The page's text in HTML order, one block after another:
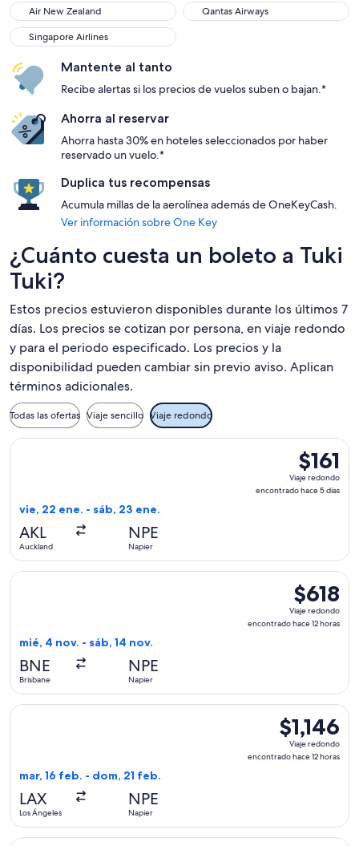
Air New Zealand
Air New Zealand Qantas Airways
Qantas Airways
Singapore Airlines
Singapore Airlines
Mantente al tanto
Recibe alertas si los precios de vuelos suben o bajan.*
Ahorra al reservar
Ahorra hasta 30% en hoteles seleccionados por haber
reservado un vuelo.*
Duplica tus recompensas
Acumula millas de la aerolínea además de OneKeyCash.
Ver información sobre One Key
¿Cuánto cuesta un boleto a Tuki
Tuki?
Estos precios estuvieron disponibles durante los últimos 7
días. Los precios se cotizan por persona, en viaje redondo
y para el periodo especificado. Los precios y la
disponibilidad pueden cambiar sin previo aviso. Aplican
términos adicionales.
Todas las ofertas Viaje sencillo Viaje redondo
$161
Viaje
redondo,
$161
Viaje redondo
encontrado hace 5 días
vie, 22 ene. - sáb, 23 ene.
AKL
Auckland
NPE
Napier
Seleccionar vuelo de Air New Zealand, con salida el vie, 22
$618
Viaje
redondo,
$618
Viaje redondo
encontrado hace 12 horas
mié, 4 nov. - sáb, 14 nov.
BNE
Brisbane
NPE
Napier
Seleccionar vuelo de Qantas Airways, con salida el mié, 4
$1,146
Viaje
redondo,
$1,146
Viaje redondo
encontrado hace 12 horas
mar, 16 feb. - dom, 21 feb.
LAX
Los Ángeles
NPE
Napier
Seleccionar vuelo de Air Tahiti Nui, con salida el mar, 16